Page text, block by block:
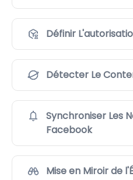
Définir
Détecter Le
Synchroniser Les
Facebook
Mise en Miroir de